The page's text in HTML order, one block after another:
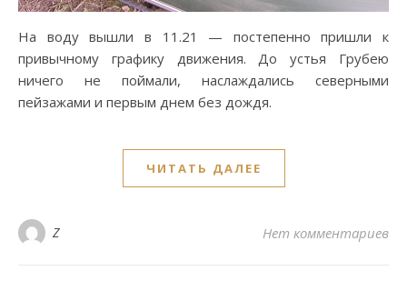
На воду вышли в 11.21 — постепенно пришли к
привычному графику движения. До устья Грубею
ничего не поймали, наслаждались северными
пейзажами и первым днем без дождя.
ЧИТАТЬ ДАЛЕЕ
Z Нет комментариев